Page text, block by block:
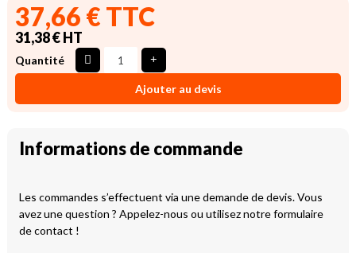
37,66 € TTC
31,38 € HT
Quantité
Ajouter au devis
Informations de commande
Les commandes s’effectuent via une demande de devis. Vous
avez une question ? Appelez-nous ou utilisez notre formulaire
de contact !